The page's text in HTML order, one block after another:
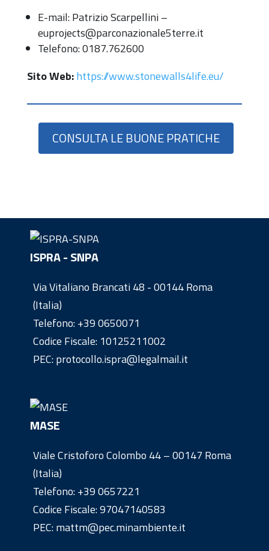
E-mail: Patrizio Scarpellini –
euprojects@parconazionale5terre.it
Telefono: 0187.762600
Sito Web:https://www.stonewalls4life.eu/
CONSULTA LE BUONE PRATICHE
ISPRA - SNPA
Via Vitaliano Brancati 48 - 00144 Roma
(Italia)
Telefono:+39 0650071
Codice Fiscale: 10125211002
PEC: protocollo.ispra@legalmail.it
MASE
Viale Cristoforo Colombo 44 – 00147 Roma
(Italia)
Telefono:+39 0657221
Codice Fiscale: 97047140583
PEC: mattm@pec.minambiente.it